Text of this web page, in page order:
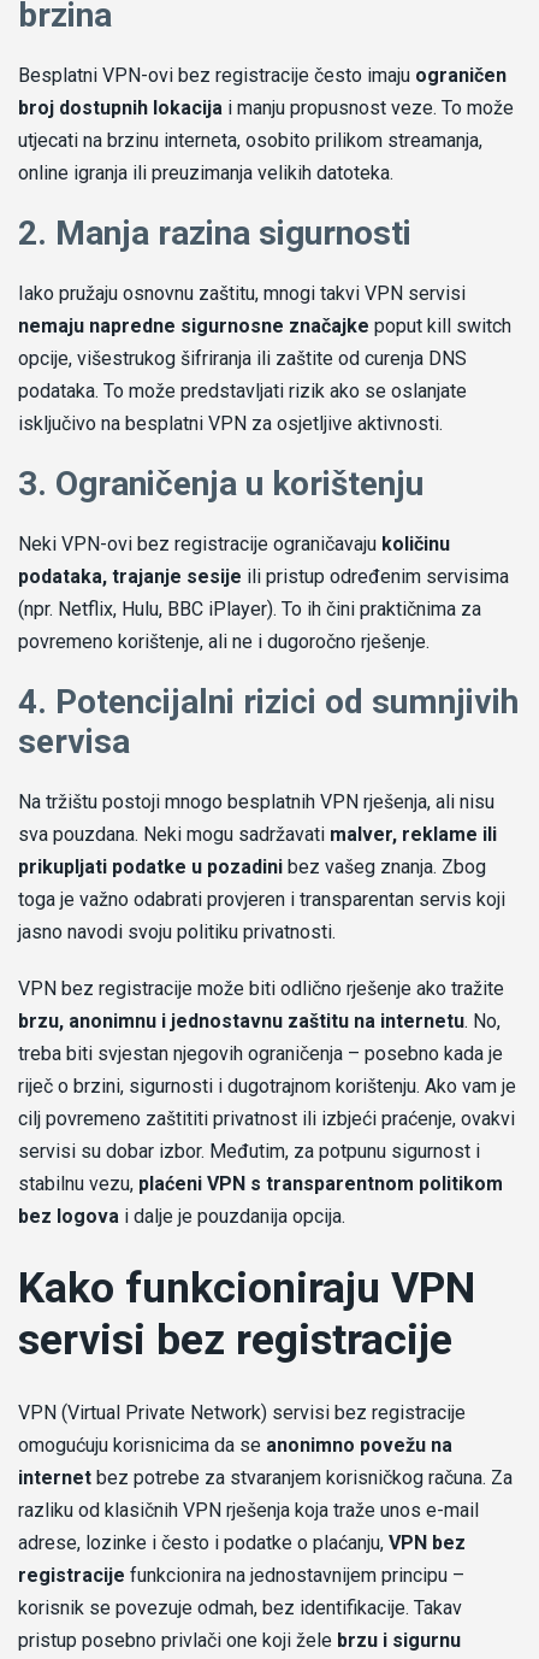
brzina
Besplatni VPN-ovi bez registracije često imaju ograničen
broj dostupnih lokacija i manju propusnost veze. To može
utjecati na brzinu interneta, osobito prilikom streamanja,
online igranja ili preuzimanja velikih datoteka.
2. Manja razina sigurnosti
Iako pružaju osnovnu zaštitu, mnogi takvi VPN servisi
nemaju napredne sigurnosne značajke poput kill switch
opcije, višestrukog šifriranja ili zaštite od curenja DNS
podataka. To može predstavljati rizik ako se oslanjate
isključivo na besplatni VPN za osjetljive aktivnosti.
3. Ograničenja u korištenju
Neki VPN-ovi bez registracije ograničavaju količinu
podataka, trajanje sesije ili pristup određenim servisima
(npr. Netflix, Hulu, BBC iPlayer). To ih čini praktičnima za
povremeno korištenje, ali ne i dugoročno rješenje.
4. Potencijalni rizici od sumnjivih
servisa
Na tržištu postoji mnogo besplatnih VPN rješenja, ali nisu
sva pouzdana. Neki mogu sadržavati malver, reklame ili
prikupljati podatke u pozadini bez vašeg znanja. Zbog
toga je važno odabrati provjeren i transparentan servis koji
jasno navodi svoju politiku privatnosti.
VPN bez registracije može biti odlično rješenje ako tražite
brzu, anonimnu i jednostavnu zaštitu na internetu. No,
treba biti svjestan njegovih ograničenja – posebno kada je
riječ o brzini, sigurnosti i dugotrajnom korištenju. Ako vam je
cilj povremeno zaštititi privatnost ili izbjeći praćenje, ovakvi
servisi su dobar izbor. Međutim, za potpunu sigurnost i
stabilnu vezu, plaćeni VPN s transparentnom politikom
bez logova i dalje je pouzdanija opcija.
Kako funkcioniraju VPN
servisi bez registracije
VPN (Virtual Private Network) servisi bez registracije
omogućuju korisnicima da se anonimno povežu na
internet bez potrebe za stvaranjem korisničkog računa. Za
razliku od klasičnih VPN rješenja koja traže unos e-mail
adrese, lozinke i često i podatke o plaćanju, VPN bez
registracije funkcionira na jednostavnijem principu –
korisnik se povezuje odmah, bez identifikacije. Takav
pristup posebno privlači one koji žele brzu i sigurnu